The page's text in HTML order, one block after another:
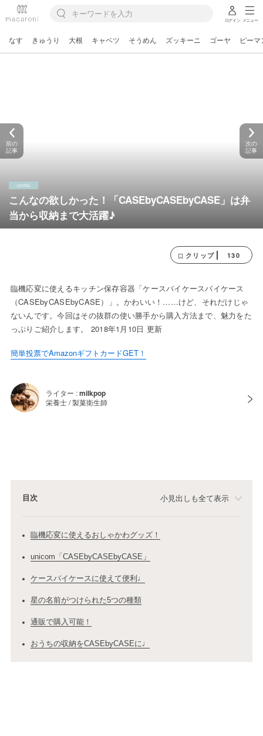
ログイン メニュー
なす きゅうり 大根 キャベツ そうめん ズッキーニ ゴーヤ ピーマ
こんなの欲しかった！「CASEbyCASEbyCASE」は弁
当から収納まで大活躍♪
前の
記事
次の
記事
クリップ 130
臨機応変に使えるキッチン保存容器「ケースバイケースバイケース
（CASEbyCASEbyCASE）」。かわいい！……けど、それだけじゃ
ないんです。今回はその抜群の使い勝手から購入方法まで、魅力をた
っぷりご紹介します。 2018年1月10日 更新
簡単投票でAmazonギフトカードGET！
ライター :milkpop
栄養士 / 製菓衛生師
目次 小見出しも全て表示
臨機応変に使えるおしゃかわグッズ！
unicom「CASEbyCASEbyCASE」
ケースバイケースに使えて便利♩
星の名前がつけられた5つの種類
通販で購入可能！
おうちの収納をCASEbyCASEに♩